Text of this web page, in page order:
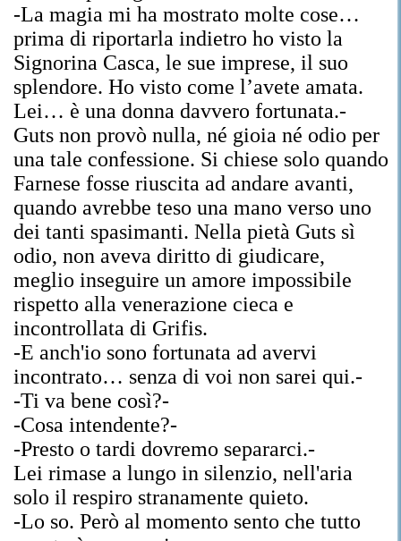
-La magia mi ha mostrato molte cose…
prima di riportarla indietro ho visto la
Signorina Casca, le sue imprese, il suo
splendore. Ho visto come l’avete amata.
Lei… è una donna davvero fortunata.-
Guts non provò nulla, né gioia né odio per
una tale confessione. Si chiese solo quando
Farnese fosse riuscita ad andare avanti,
quando avrebbe teso una mano verso uno
dei tanti spasimanti. Nella pietà Guts sì
odio, non aveva diritto di giudicare,
meglio inseguire un amore impossibile
rispetto alla venerazione cieca e
incontrollata di Grifis.
-E anch'io sono fortunata ad avervi
incontrato… senza di voi non sarei qui.-
-Ti va bene così?-
-Cosa intendente?-
-Presto o tardi dovremo separarci.-
Lei rimase a lungo in silenzio, nell'aria
solo il respiro stranamente quieto.
-Lo so. Però al momento sento che tutto